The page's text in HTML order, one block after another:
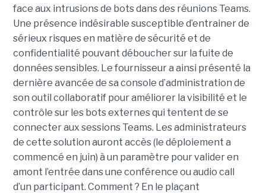
face aux intrusions de bots dans des réunions Teams.
Une présence indésirable susceptible d’entrainer de
sérieux risques en matière de sécurité et de
confidentialité pouvant déboucher sur la fuite de
données sensibles. Le fournisseur a ainsi présenté la
dernière avancée de sa console d’administration de
son outil collaboratif pour améliorer la visibilité et le
contrôle sur les bots externes qui tentent de se
connecter aux sessions Teams. Les administrateurs
de cette solution auront accès (le déploiement a
commencé en juin) à un paramètre pour valider en
amont l’entrée dans une conférence ou audio call
d’un participant. Comment ? En le plaçant